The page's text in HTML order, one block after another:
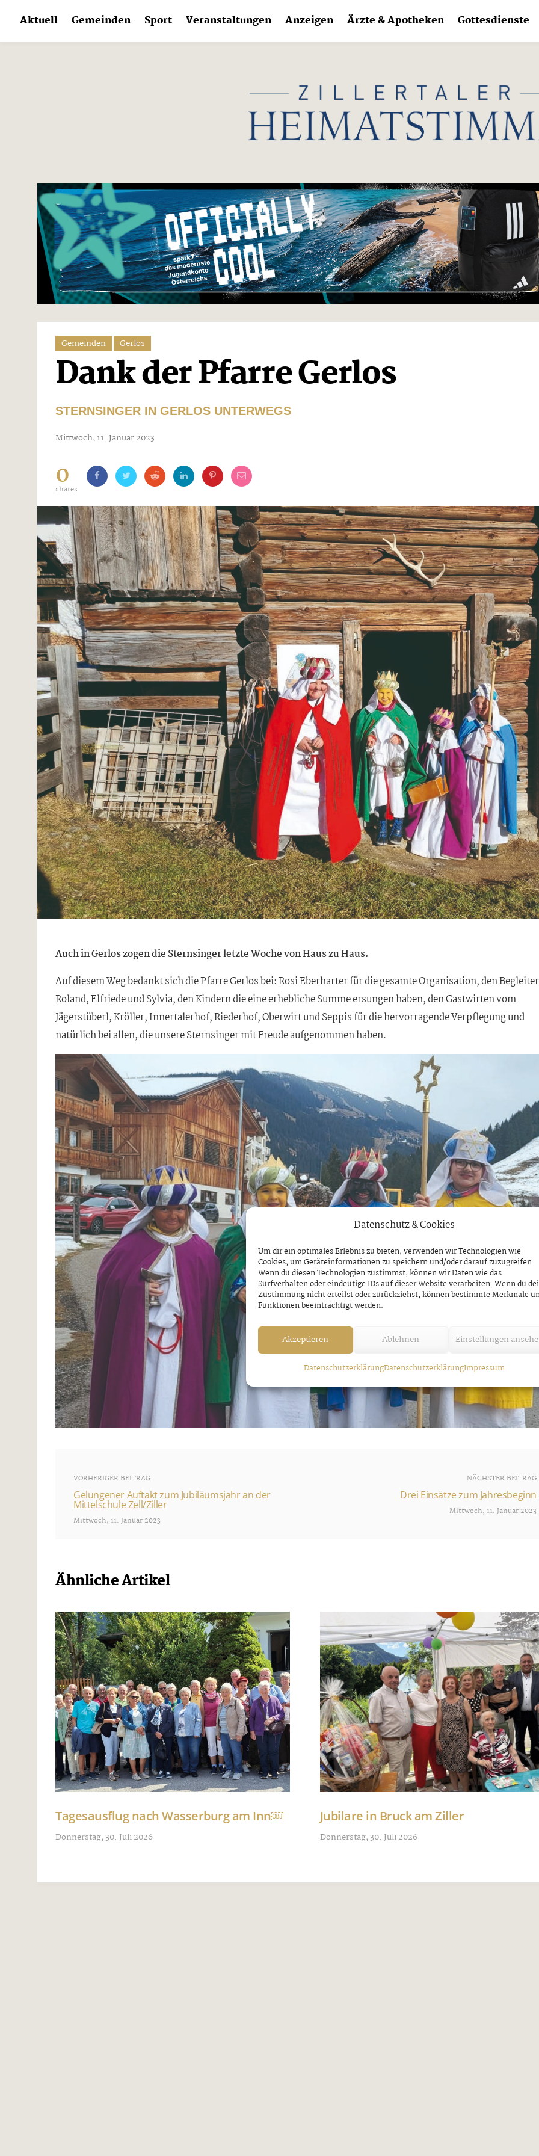
Datenschutz & Cookies
Um dir ein optimales Erlebnis zu bieten, verwenden wir Technologien wie
Cookies, um Geräteinformationen zu speichern und/oder darauf zuzugreifen.
Wenn du diesen Technologien zustimmst, können wir Daten wie das
Surfverhalten oder eindeutige IDs auf dieser Website verarbeiten. Wenn du
Zustimmung nicht erteilst oder zurückziehst, können bestimmte Merkmale
Funktionen beeinträchtigt werden.
Akzeptieren Ablehnen Einstellungen
DatenschutzerklärungDatenschutzerklärungImpressum
content
Aktuell Gemeinden Sport Veranstaltungen Anzeigen Ärzte & Apotheken Gottesdienste
Gemeinden Gerlos
Dank der Pfarre Gerlos
STERNSINGER IN GERLOS UNTERWEGS
Mittwoch, 11. Januar 2023
0
shares
Auch in Gerlos zogen die Sternsinger letzte Woche von Haus zu Haus.
Auf diesem Weg bedankt sich die Pfarre Gerlos bei: Rosi Eberharter für die gesamte Organisation, den
Roland, Elfriede und Sylvia, den Kindern die eine erhebliche Summe ersungen haben, den Gastwirten vom
Jägerstüberl, Kröller, Innertalerhof, Riederhof, Oberwirt und Seppis für die hervorragende Verpflegung und
natürlich bei allen, die unsere Sternsinger mit Freude aufgenommen haben.
VORHERIGER BEITRAG
Gelungener Auftakt zum Jubiläumsjahr an der
Mittelschule Zell/Ziller
Mittwoch, 11. Januar 2023
NÄCHSTER BEITRAG
Drei Einsätze zum Jahresbeginn
Mittwoch, 11. Januar 2023
Ähnliche Artikel
Tagesausflug nach Wasserburg am Inn￼
Donnerstag, 30. Juli 2026
Jubilare in Bruck am Ziller
Donnerstag, 30. Juli 2026